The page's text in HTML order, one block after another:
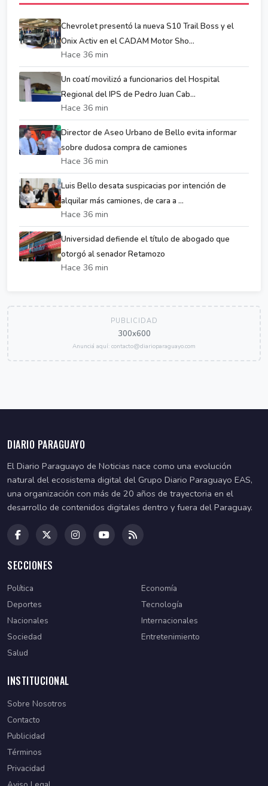
Chevrolet presentó la nueva S10 Trail Boss y el
Onix Activ en el CADAM Motor Sho...
Hace 36 min
Un coatí movilizó a funcionarios del Hospital
Regional del IPS de Pedro Juan Cab...
Hace 36 min
Director de Aseo Urbano de Bello evita informar
sobre dudosa compra de camiones
Hace 36 min
Luis Bello desata suspicacias por intención de
alquilar más camiones, de cara a ...
Hace 36 min
Universidad defiende el título de abogado que
otorgó al senador Retamozo
Hace 36 min
PUBLICIDAD
300x600
Anunciá aquí: contacto@diarioparaguayo.com
DIARIO PARAGUAYO
El Diario Paraguayo de Noticias nace como una evolución
natural del ecosistema digital del Grupo Diario Paraguayo EAS,
una organización con más de 20 años de trayectoria en el
desarrollo de contenidos digitales dentro y fuera del Paraguay.
SECCIONES
Política
Economía
Deportes
Tecnología
Nacionales
Internacionales
Sociedad
Entretenimiento
Salud
INSTITUCIONAL
Sobre Nosotros
Contacto
Publicidad
Términos
Privacidad